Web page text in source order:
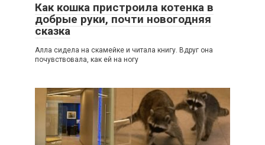
Как кошка пристроила котенка в
добрые руки, почти новогодняя
сказка
Алла сидела на скамейке и читала книгу. Вдруг она
почувствовала, как ей на ногу